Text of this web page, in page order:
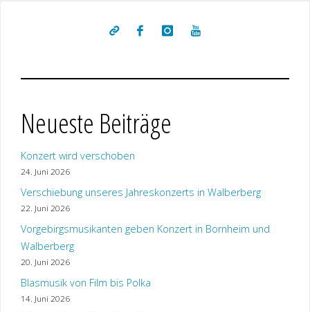
Neueste Beiträge
Konzert wird verschoben
24. Juni 2026
Verschiebung unseres Jahreskonzerts in Walberberg
22. Juni 2026
Vorgebirgsmusikanten geben Konzert in Bornheim und
Walberberg
20. Juni 2026
Blasmusik von Film bis Polka
14. Juni 2026